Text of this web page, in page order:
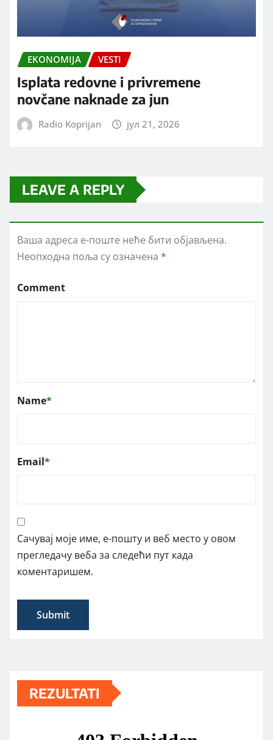
EKONOMIJA VESTI
Isplata redovne i privremene
novčane naknade za jun
Radio Koprijan јул 21, 2026
LEAVE A REPLY
Ваша адреса е-поште неће бити објављена.
Неопходна поља су означена *
Comment
Name*
Email*
Сачувај моје име, е-пошту и веб место у овом
прегледачу веба за следећи пут када
коментаришем.
REZULTATI